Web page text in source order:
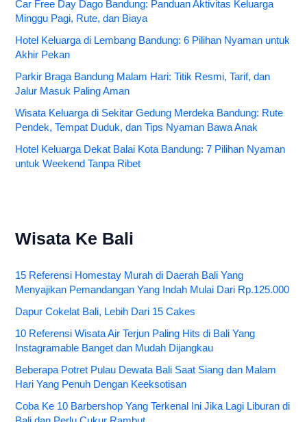
Car Free Day Dago Bandung: Panduan Aktivitas Keluarga
Minggu Pagi, Rute, dan Biaya
Hotel Keluarga di Lembang Bandung: 6 Pilihan Nyaman untuk
Akhir Pekan
Parkir Braga Bandung Malam Hari: Titik Resmi, Tarif, dan
Jalur Masuk Paling Aman
Wisata Keluarga di Sekitar Gedung Merdeka Bandung: Rute
Pendek, Tempat Duduk, dan Tips Nyaman Bawa Anak
Hotel Keluarga Dekat Balai Kota Bandung: 7 Pilihan Nyaman
untuk Weekend Tanpa Ribet
Wisata Ke Bali
15 Referensi Homestay Murah di Daerah Bali Yang
Menyajikan Pemandangan Yang Indah Mulai Dari Rp.125.000
Dapur Cokelat Bali, Lebih Dari 15 Cakes
10 Referensi Wisata Air Terjun Paling Hits di Bali Yang
Instagramable Banget dan Mudah Dijangkau
Beberapa Potret Pulau Dewata Bali Saat Siang dan Malam
Hari Yang Penuh Dengan Keeksotisan
Coba Ke 10 Barbershop Yang Terkenal Ini Jika Lagi Liburan di